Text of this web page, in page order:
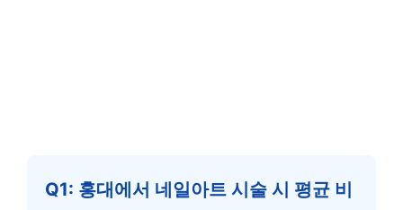
Q1: 홍대에서 네일아트 시술 시 평균 비